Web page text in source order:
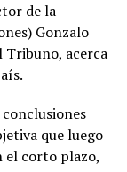
de la
Gonzalo
Tribuno, acerca
que luego
el corto plazo,